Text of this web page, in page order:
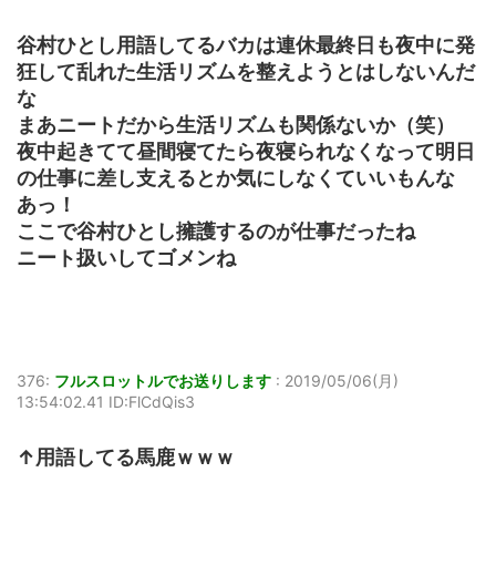
谷村ひとし用語してるバカは連休最終日も夜中に発
狂して乱れた生活リズムを整えようとはしないんだ
な
まあニートだから生活リズムも関係ないか（笑）
夜中起きてて昼間寝てたら夜寝られなくなって明日
の仕事に差し支えるとか気にしなくていいもんな
あっ！
ここで谷村ひとし擁護するのが仕事だったね
ニート扱いしてゴメンね
376: フルスロットルでお送りします : 2019/05/06(月)
13:54:02.41 ID:FlCdQis3
↑用語してる馬鹿ｗｗｗ